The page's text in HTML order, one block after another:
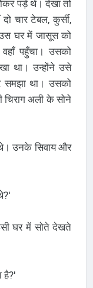
पड़े थे। देखा तो
चार टेबल, कुर्सी,
घर में जासूस को
पहुँचा। उसको
था। उन्होंने उसे
समझा था। उसको
चिराग अली के सोने
उनके सिवाय और
घर में सोते देखते
है?'